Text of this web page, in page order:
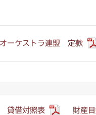
ーケストラ連盟 定款
貸借対照表 財産